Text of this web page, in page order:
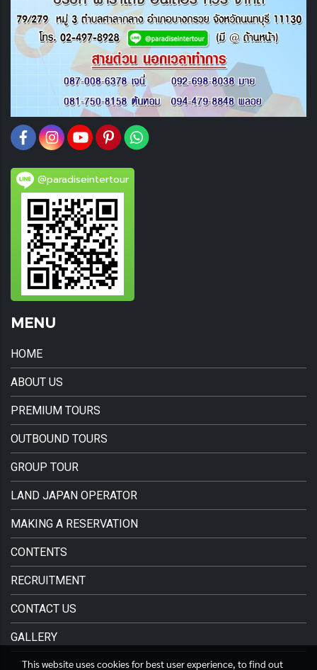
@paradiseintertour
MENU
HOME
ABOUT US
PREMIUM TOURS
OUTBOUND TOURS
GROUP TOUR
LAND JAPAN OPERATOR
MAKING A RESERVATION
CONTENTS
RECRUITMENT
CONTACT US
GALLERY
This website uses cookies for best user experience, to find out